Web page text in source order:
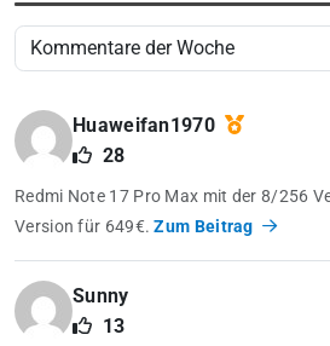
Huaweifan1970
28
Redmi Note 17 Pro Max mit der 8/256
Version für 649€.Zum Beitrag
Sunny
13